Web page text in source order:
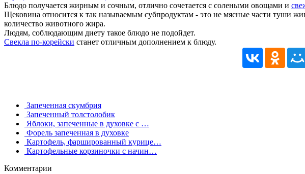
Блюдо получается жирным и сочным, отлично сочетается с солеными овощами и
Щековина относится к так называемым субпродуктам - это не мясные части туши
количество животного жира.
Людям, соблюдающим диету такое блюдо не подойдет.
Свекла по-корейски станет отличным дополнением к блюду.
Запеченная скумбрия
Запеченный толстолобик
Яблоки, запеченные в духовке с …
Форель запеченная в духовке
Картофель, фаршированный курице…
Картофельные корзиночки с начин…
Комментарии